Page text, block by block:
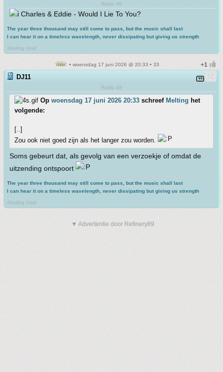
Radio 49
Charles & Eddie - Would I Lie To You?
The year three thousand may still come to pass, but the music shall last
I can hear it on a timeless wavelength, never dissipating but giving us strength
Sterling Void
• woensdag 17 juni 2026 @ 20:33 • 33
DJ11
Radio 49
Op woensdag 17 juni 2026 20:33 schreef Melting het
volgende:
[..]
Zou ook niet goed zijn als het langer zou worden.
Soms gebeurt dat, als gevolg van een verzoekje of omdat de
uitzending ontspoort
The year three thousand may still come to pass, but the music shall last
I can hear it on a timeless wavelength, never dissipating but giving us strength
Sterling Void
▼ Advertentie door Refinery89